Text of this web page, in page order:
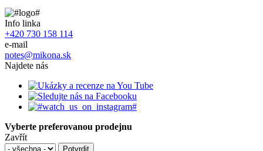
Info linka
+420 730 158 114
e-mail
notes@mikona.sk
Najdete nás
Vyberte preferovanou prodejnu
Zavřít